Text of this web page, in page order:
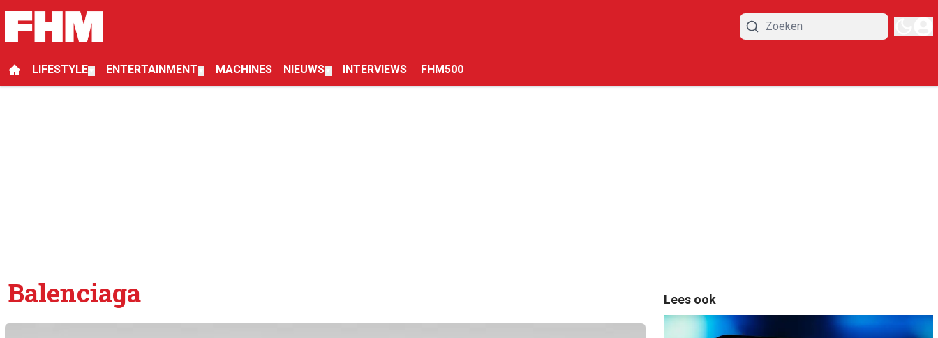
LIFESTYLE ENTERTAINMENT MACHINES NIEUWS INTERVIEWS FHM500
Balenciaga Lees ook